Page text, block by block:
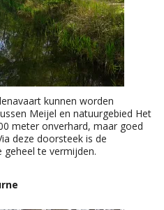
kunnen worden
Meijel en natuurgebied Het
meter onverhard, maar goed
deze doorsteek is de
te vermijden.